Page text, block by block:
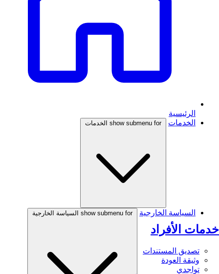
الرئيسية
الخدمات
show submenu for الخدمات
خدمات الأفراد
تصديق المستندات
وثيقة العودة
تواجدي
السياسة الخارجية show submenu for السياسة الخارجية